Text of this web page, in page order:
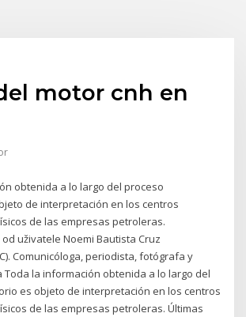
motor cnh en
obtenida a lo largo del proceso
de interpretación en los centros
de las empresas petroleras.
uživatele Noemi Bautista Cruz
Comunicóloga, periodista, fotógrafa y
Toda la información obtenida a lo largo del
es objeto de interpretación en los centros
de las empresas petroleras. Últimas